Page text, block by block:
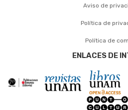
Aviso de
Política de
Política de
ENLACES DE